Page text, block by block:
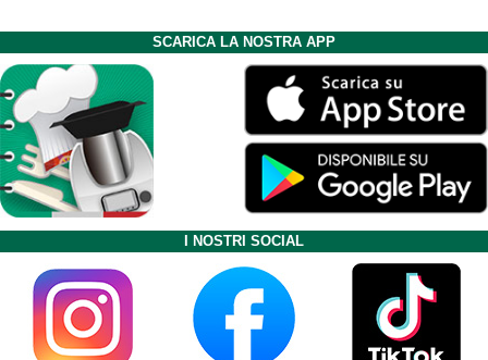
SCARICA LA NOSTRA APP
I NOSTRI SOCIAL